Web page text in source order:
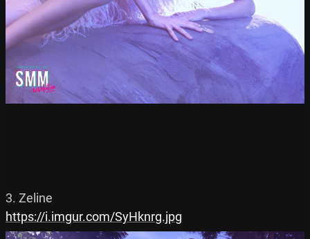
https://i.imgur.com/SyHknrg.jpg